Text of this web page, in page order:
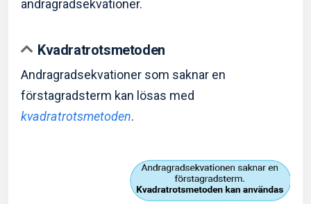
andragradsekvationer.
Kvadratrotsmetoden
Andragradsekvationer som saknar en
förstagradsterm kan lösas med
kvadratrotsmetoden.